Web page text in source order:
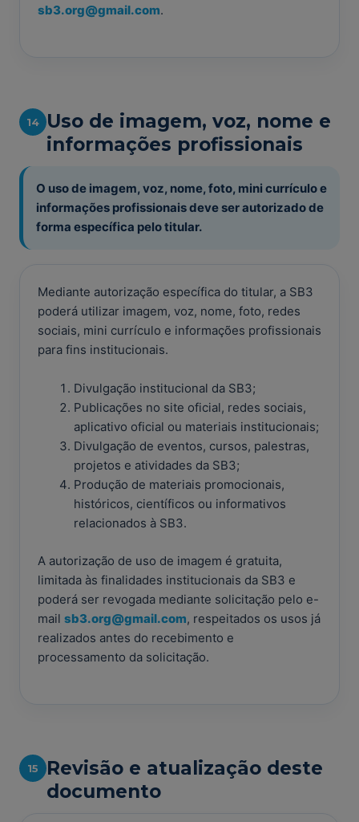
sb3.org@gmail.com.
14
Uso de imagem, voz, nome e
informações profissionais
O uso de imagem, voz, nome, foto, mini currículo e
informações profissionais deve ser autorizado de
forma específica pelo titular.
Mediante autorização específica do titular, a SB3
poderá utilizar imagem, voz, nome, foto, redes
sociais, mini currículo e informações profissionais
para fins institucionais.
Divulgação institucional da SB3;
Publicações no site oficial, redes sociais,
aplicativo oficial ou materiais institucionais;
Divulgação de eventos, cursos, palestras,
projetos e atividades da SB3;
Produção de materiais promocionais,
históricos, científicos ou informativos
relacionados à SB3.
A autorização de uso de imagem é gratuita,
limitada às finalidades institucionais da SB3 e
poderá ser revogada mediante solicitação pelo e-
mail sb3.org@gmail.com, respeitados os usos já
realizados antes do recebimento e
processamento da solicitação.
15
Revisão e atualização deste
documento